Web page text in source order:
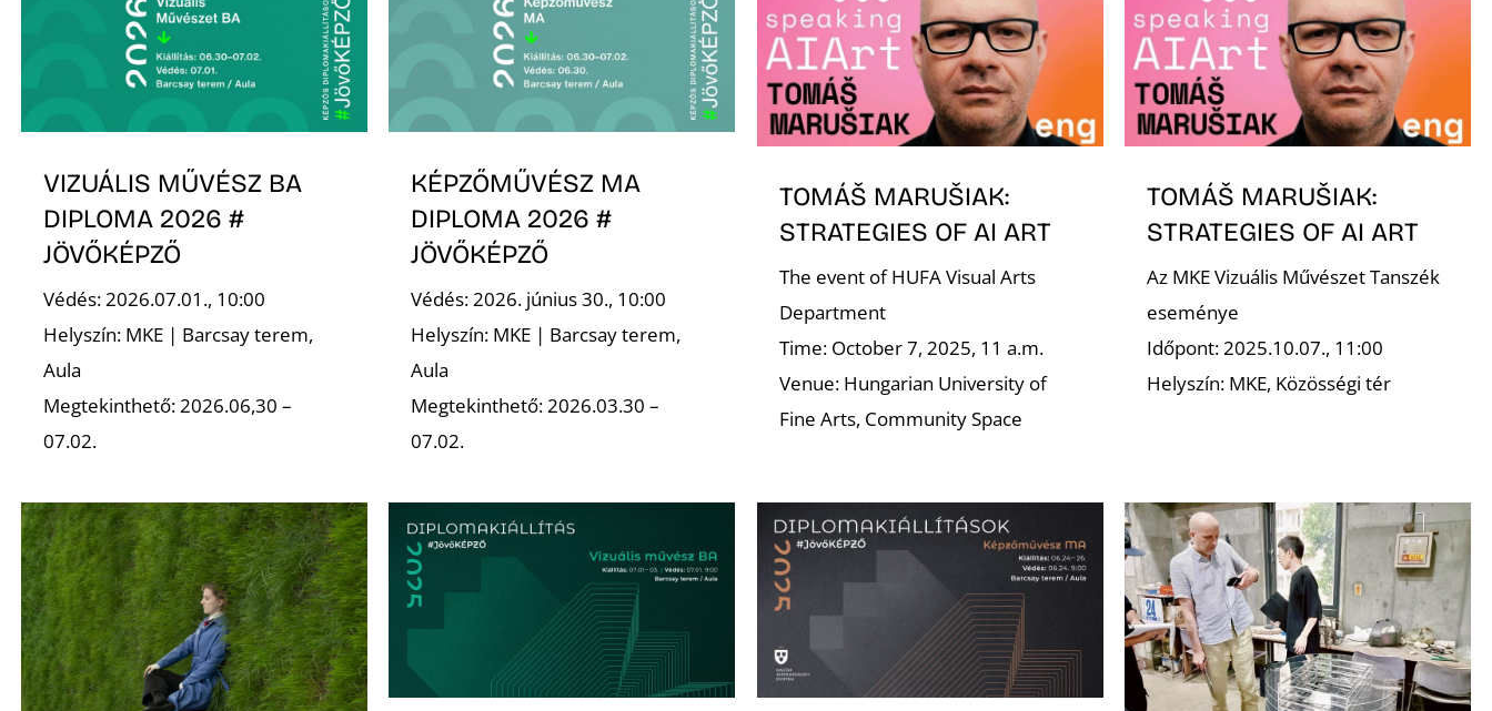
VIZUÁLIS MŰVÉSZ BA
DIPLOMA 2026 #
JÖVŐKÉPZŐ
Védés: 2026.07.01., 10:00
Helyszín: MKE | Barcsay terem,
Aula
Megtekinthető: 2026.06,30 –
07.02.
KÉPZŐMŰVÉSZ MA
DIPLOMA 2026 #
JÖVŐKÉPZŐ
Védés: 2026. június 30., 10:00
Helyszín: MKE | Barcsay terem,
Aula
Megtekinthető: 2026.03.30 –
07.02.
TOMÁŠ MARUŠIAK:
STRATEGIES OF AI ART
The event of HUFA Visual Arts
Department
Time: October 7, 2025, 11 a.m.
Venue: Hungarian University of
Fine Arts, Community Space
TOMÁŠ MARUŠIAK:
STRATEGIES OF AI ART
Az MKE Vizuális Művészet Tanszék
eseménye
Időpont: 2025.10.07., 11:00
Helyszín: MKE, Közösségi tér